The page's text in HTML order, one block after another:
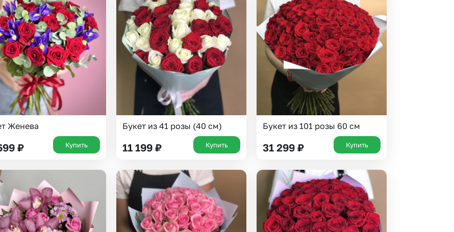
город доставки
и МО
Санкт-Петербург
Новгород
Самара
Уфа
Екатеринбург
Омск
Женева
₽ Купить
Букет из 41 розы (40 см)
11 199 ₽ Купить
Букет из 101 розы 60 см
31 299 ₽ Купить